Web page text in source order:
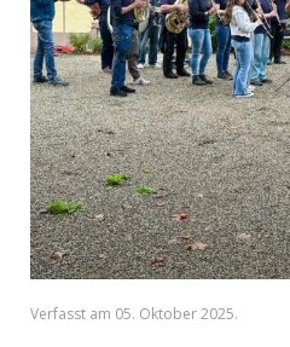
Verfasst am 05. Oktober 2025.